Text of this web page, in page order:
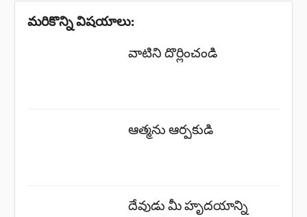
మరికొన్ని విషయాలు:
వాటిని దొర్లించండి
ఆత్మను ఆర్పకుడి
దేవుడు మీ హృదయాన్ని